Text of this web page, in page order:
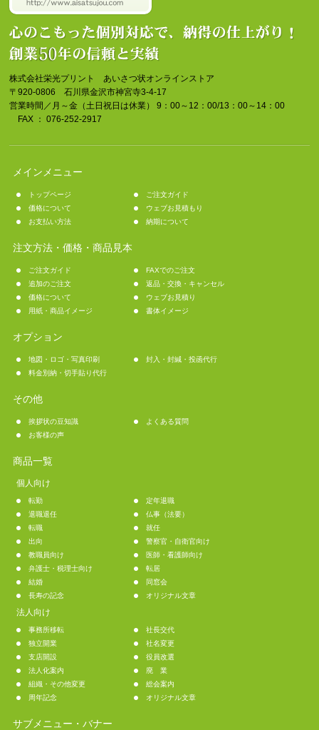
株式会社栄光プリント あいさつ状オンラインストア
〒920-0806 石川県金沢市神宮寺3-4-17
営業時間／月～金（土日祝日は休業） 9：00～12：00/13：00～14：00
FAX ： 076-252-2917
メインメニュー
トップページ
ご注文ガイド
価格について
ウェブお見積もり
お支払い方法
納期について
注文方法・価格・商品見本
ご注文ガイド
FAXでのご注文
追加のご注文
返品・交換・キャンセル
価格について
ウェブお見積り
用紙・商品イメージ
書体イメージ
オプション
地図・ロゴ・写真印刷
封入・封緘・投函代行
料金別納・切手貼り代行
その他
挨拶状の豆知識
よくある質問
お客様の声
商品一覧
個人向け
転勤
定年退職
退職退任
仏事（法要）
転職
就任
出向
警察官・自衛官向け
教職員向け
医師・看護師向け
弁護士・税理士向け
転居
結婚
同窓会
長寿の記念
オリジナル文章
法人向け
事務所移転
社長交代
独立開業
社名変更
支店開設
役員改選
法人化案内
廃 業
組織・その他変更
総会案内
周年記念
オリジナル文章
サブメニュー・バナー